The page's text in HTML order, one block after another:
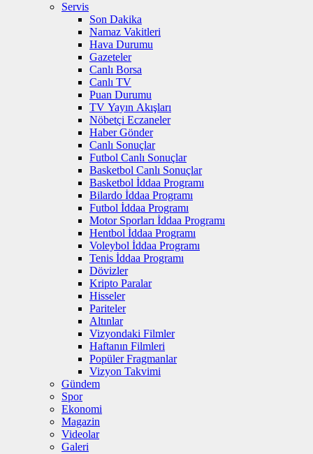
Servis
Son Dakika
Namaz Vakitleri
Hava Durumu
Gazeteler
Canlı Borsa
Canlı TV
Puan Durumu
TV Yayın Akışları
Nöbetçi Eczaneler
Haber Gönder
Canlı Sonuçlar
Futbol Canlı Sonuçlar
Basketbol Canlı Sonuçlar
Basketbol İddaa Programı
Bilardo İddaa Programı
Futbol İddaa Programı
Motor Sporları İddaa Programı
Hentbol İddaa Programı
Voleybol İddaa Programı
Tenis İddaa Programı
Dövizler
Kripto Paralar
Hisseler
Pariteler
Altınlar
Vizyondaki Filmler
Haftanın Filmleri
Popüler Fragmanlar
Vizyon Takvimi
Gündem
Spor
Ekonomi
Magazin
Videolar
Galeri